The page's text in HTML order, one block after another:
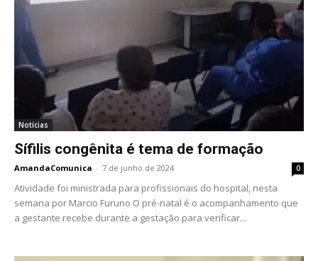
Notícias
Sífilis congênita é tema de formação
AmandaComunica - 7 de junho de 2024 0
Atividade foi ministrada para profissionais do hospital, nesta
semana por Marcio Furuno O pré-natal é o acompanhamento que
a gestante recebe durante a gestação para verificar...